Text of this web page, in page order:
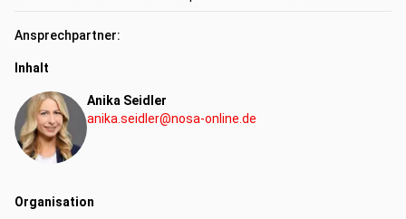
Ansprechpartner:
Inhalt
Anika Seidler
anika.seidler@nosa-online.de
Organisation